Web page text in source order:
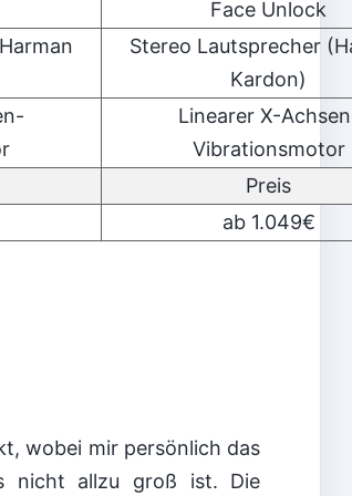
Face Unlock
Stereo Lautsprecher
Kardon)
Linearer X-
Vibrationsmotor
Preis
ab 1.049€
wobei mir persönlich das
nicht allzu groß ist. Die